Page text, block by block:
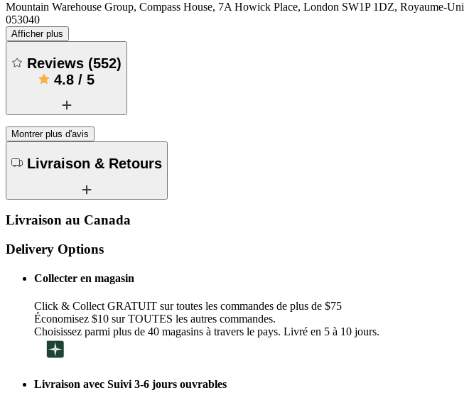
Mountain Warehouse Group, Compass House, 7A Howick Place, London SW1P 1DZ, Royaume-Uni
053040
Afficher plus
Reviews (552)
4.8 / 5
Montrer plus d'avis
Livraison & Retours
Livraison au Canada
Delivery Options
Collecter en magasin
Click & Collect GRATUIT sur toutes les commandes de plus de $75
Économisez $10 sur TOUTES les autres commandes.
Choisissez parmi plus de 40 magasins à travers le pays. Livré en 5 à 10 jours.
Livraison avec Suivi 3-6 jours ouvrables